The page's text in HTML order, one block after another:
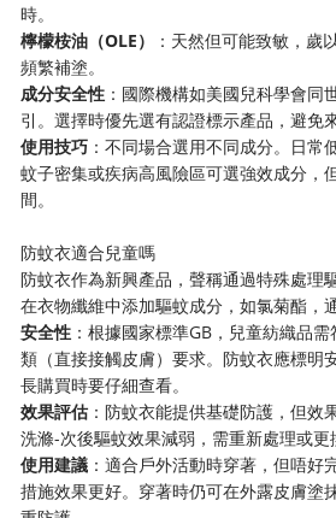
時。
​檸檬桉油（OLE）​
：天然但可能致敏，歲
頻繁補塗。
​成分安全性​ ：國際機構如美國兒科學會同
引。選擇時優先選有認證標示產品，避免
​使用技巧​ ：不同場合選用不同成分。日常
蚊子密集或疾病高風險區可選強效成分，
間。
防蚊衣適合兒童嗎
防蚊衣作為新興產品，聲稱通過特殊處理
在衣物纖維中添加驅蚊成分，如氯菊酯，
​安全性​ ：根據國家標準GB，兒童紡織品
類（直接接觸皮膚）要求。防蚊衣應標明
長購買時要仔細查看。
​效果評估​ ：防蚊衣能提供基礎防護，但效
洗滌-次後驅蚊效果減弱，需重新處理或更
​使用建議​ ：適合戶外活動時穿著，但唔好
措施效果更好。穿著時仍可在外露皮膚塗